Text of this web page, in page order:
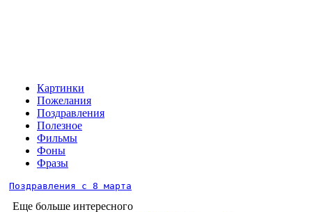
Картинки
Пожелания
Поздравления
Полезное
Фильмы
Фоны
Фразы
Поздравления с 8 марта
Еще больше интересного